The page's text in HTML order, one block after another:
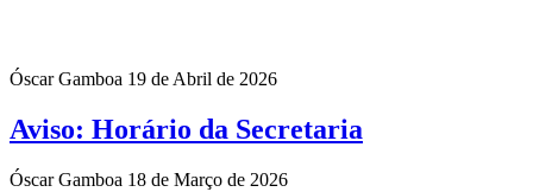
Óscar Gamboa 19 de Abril de 2026
Aviso: Horário da Secretaria
Óscar Gamboa 18 de Março de 2026